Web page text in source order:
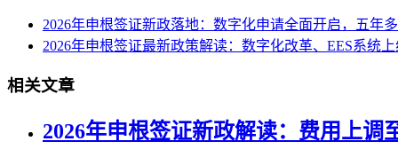
2026年申根签证新政落地：数字化申请全面开启，五年
2026年申根签证最新政策解读：数字化改革、EES系统
相关文章
2026年申根签证新政解读：费用上调